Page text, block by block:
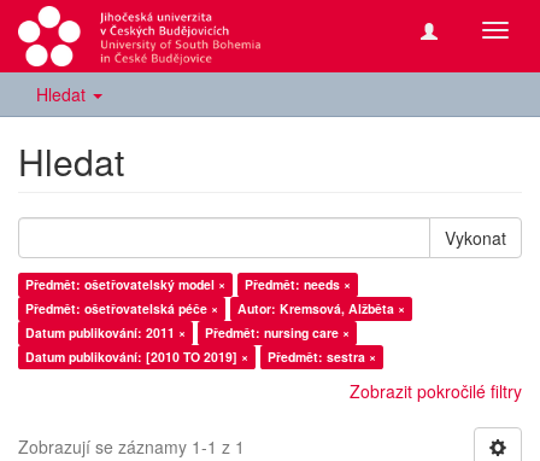
Hledat
Hledat
Vykonat
Předmět: ošetřovatelský model ×
Předmět: needs ×
Předmět: ošetřovatelská péče ×
Autor: Kremsová, Alžběta ×
Datum publikování: 2011 ×
Předmět: nursing care ×
Datum publikování: [2010 TO 2019] ×
Předmět: sestra ×
Zobrazit pokročilé filtry
Zobrazují se záznamy 1-1 z 1